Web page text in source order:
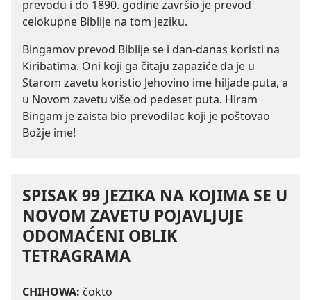
prevodu i do 1890. godine završio je prevod
celokupne Biblije na tom jeziku.
Bingamov prevod Biblije se i dan-danas koristi na
Kiribatima. Oni koji ga čitaju zapaziće da je u
Starom zavetu koristio Jehovino ime hiljade puta, a
u Novom zavetu više od pedeset puta. Hiram
Bingam je zaista bio prevodilac koji je poštovao
Božje ime!
SPISAK 99 JEZIKA NA KOJIMA SE U
NOVOM ZAVETU POJAVLJUJE
ODOMAĆENI OBLIK
TETRAGRAMA
CHIHOWA: čokto